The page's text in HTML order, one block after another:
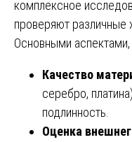
комплексное
проверяют различные
Основными
Качество
серебро,
подлинность.
Оценка